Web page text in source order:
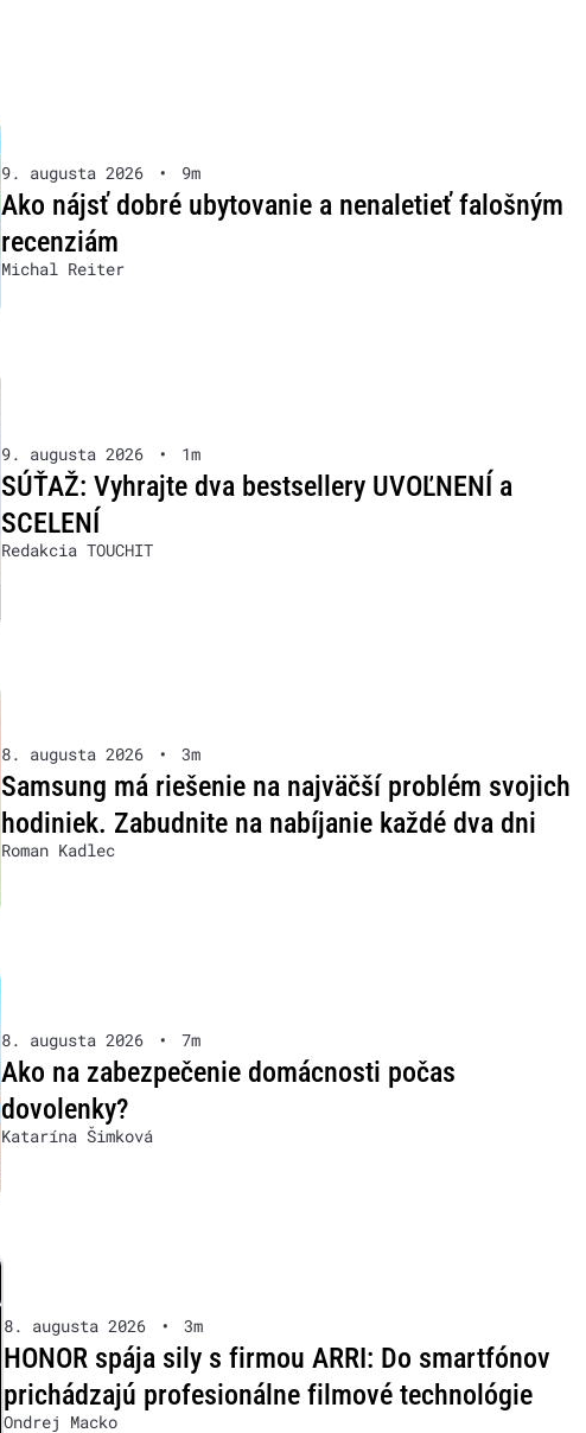
9. augusta 2026 • 9m
Ako nájsť dobré ubytovanie a nenaletieť falošným
recenziám
Michal Reiter
9. augusta 2026 • 1m
SÚŤAŽ: Vyhrajte dva bestsellery UVOĽNENÍ a
SCELENÍ
Redakcia TOUCHIT
8. augusta 2026 • 3m
Samsung má riešenie na najväčší problém svojich
hodiniek. Zabudnite na nabíjanie každé dva dni
Roman Kadlec
8. augusta 2026 • 7m
Ako na zabezpečenie domácnosti počas
dovolenky?
Katarína Šimková
8. augusta 2026 • 3m
HONOR spája sily s firmou ARRI: Do smartfónov
prichádzajú profesionálne filmové technológie
Ondrej Macko